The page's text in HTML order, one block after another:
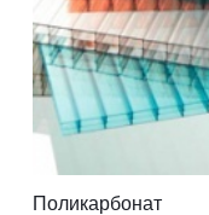
Поликарбонат